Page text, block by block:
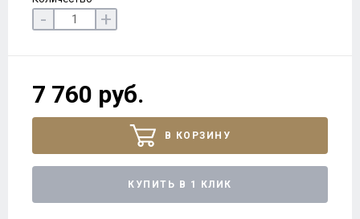
- +
7 760 руб.
В КОРЗИНУ
КУПИТЬ В 1 КЛИК